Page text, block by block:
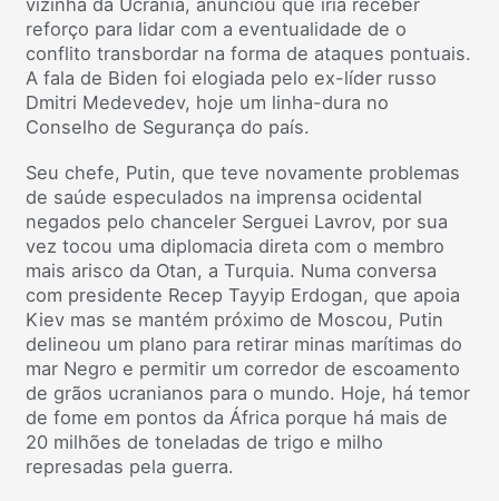
reforço para lidar com a eventualidade de o
conflito transbordar na forma de ataques pontuais.
A fala de Biden foi elogiada pelo ex-líder russo
Dmitri Medevedev, hoje um linha-dura no
Conselho de Segurança do país.
Seu chefe, Putin, que teve novamente problemas
de saúde especulados na imprensa ocidental
negados pelo chanceler Serguei Lavrov, por sua
vez tocou uma diplomacia direta com o membro
mais arisco da Otan, a Turquia. Numa conversa
com presidente Recep Tayyip Erdogan, que apoia
Kiev mas se mantém próximo de Moscou, Putin
delineou um plano para retirar minas marítimas do
mar Negro e permitir um corredor de escoamento
de grãos ucranianos para o mundo. Hoje, há temor
de fome em pontos da África porque há mais de
20 milhões de toneladas de trigo e milho
represadas pela guerra.